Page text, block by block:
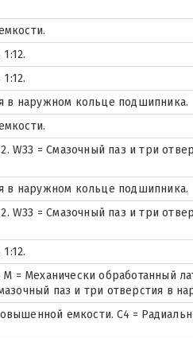
в наружном кольце подшипника.
W33 = Смазочный паз и три
в наружном кольце подшипника.
W33 = Смазочный паз и три
= Механически обработанный
паз и три отверстия в
емкости. C4 =